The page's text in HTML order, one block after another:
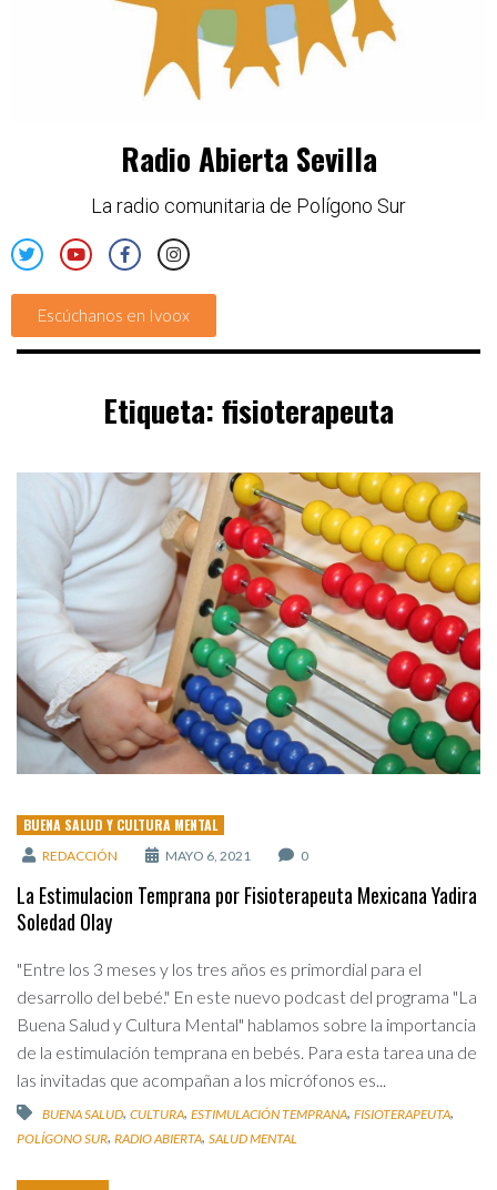
Radio Abierta Sevilla
La radio comunitaria de Polígono Sur
Escúchanos en Ivoox
Etiqueta: fisioterapeuta
BUENA SALUD Y CULTURA MENTAL
REDACCIÓN MAYO 6, 2021 0
La Estimulacion Temprana por Fisioterapeuta Mexicana Yadira
Soledad Olay
"Entre los 3 meses y los tres años es primordial para el
desarrollo del bebé." En este nuevo podcast del programa "La
Buena Salud y Cultura Mental" hablamos sobre la importancia
de la estimulación temprana en bebés. Para esta tarea una de
las invitadas que acompañan a los micrófonos es...
BUENA SALUD, CULTURA, ESTIMULACIÓN TEMPRANA, FISIOTERAPEUTA,
POLÍGONO SUR, RADIO ABIERTA, SALUD MENTAL